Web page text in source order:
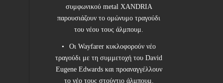
συμφωνικού metal XANDRIA
παρουσιάζουν το ομώνυμο τραγούδι
του νέου τους άλμπουμ.
Οι Wayfarer κυκλοφορούν νέο
τραγούδι με τη συμμετοχή του David
Eugene Edwards και προαναγγέλλουν
το νέο τους στούντιο άλμπουμ.